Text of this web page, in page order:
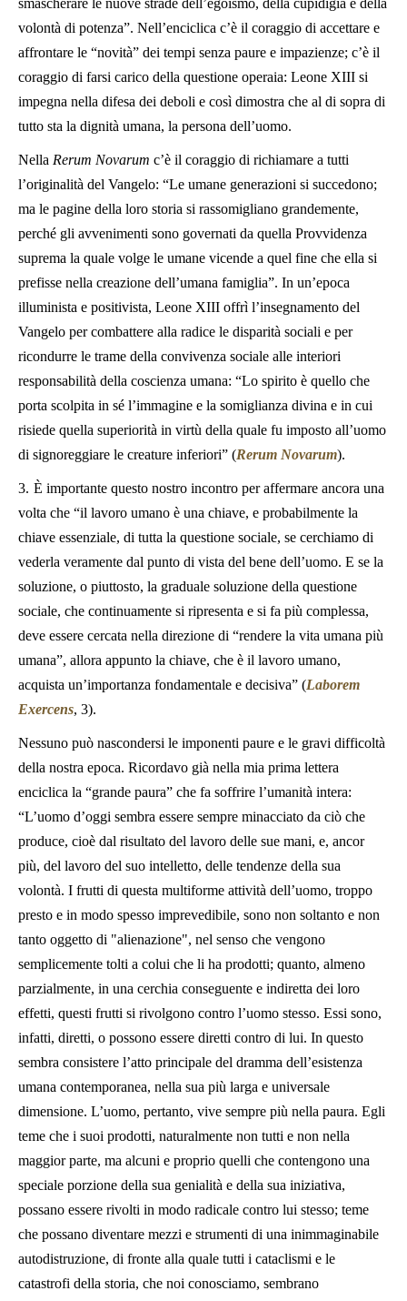
smascherare le nuove strade dell’egoismo, della cupidigia e della
volontà di potenza”. Nell’enciclica c’è il coraggio di accettare e
affrontare le “novità” dei tempi senza paure e impazienze; c’è il
coraggio di farsi carico della questione operaia: Leone XIII si
impegna nella difesa dei deboli e così dimostra che al di sopra di
tutto sta la dignità umana, la persona dell’uomo.
Nella Rerum Novarum c’è il coraggio di richiamare a tutti
l’originalità del Vangelo: “Le umane generazioni si succedono;
ma le pagine della loro storia si rassomigliano grandemente,
perché gli avvenimenti sono governati da quella Provvidenza
suprema la quale volge le umane vicende a quel fine che ella si
prefisse nella creazione dell’umana famiglia”. In un’epoca
illuminista e positivista, Leone XIII offrì l’insegnamento del
Vangelo per combattere alla radice le disparità sociali e per
ricondurre le trame della convivenza sociale alle interiori
responsabilità della coscienza umana: “Lo spirito è quello che
porta scolpita in sé l’immagine e la somiglianza divina e in cui
risiede quella superiorità in virtù della quale fu imposto all’uomo
di signoreggiare le creature inferiori” (Rerum Novarum).
3. È importante questo nostro incontro per affermare ancora una
volta che “il lavoro umano è una chiave, e probabilmente la
chiave essenziale, di tutta la questione sociale, se cerchiamo di
vederla veramente dal punto di vista del bene dell’uomo. E se la
soluzione, o piuttosto, la graduale soluzione della questione
sociale, che continuamente si ripresenta e si fa più complessa,
deve essere cercata nella direzione di “rendere la vita umana più
umana”, allora appunto la chiave, che è il lavoro umano,
acquista un’importanza fondamentale e decisiva” (Laborem
Exercens, 3).
Nessuno può nascondersi le imponenti paure e le gravi difficoltà
della nostra epoca. Ricordavo già nella mia prima lettera
enciclica la “grande paura” che fa soffrire l’umanità intera:
“L’uomo d’oggi sembra essere sempre minacciato da ciò che
produce, cioè dal risultato del lavoro delle sue mani, e, ancor
più, del lavoro del suo intelletto, delle tendenze della sua
volontà. I frutti di questa multiforme attività dell’uomo, troppo
presto e in modo spesso imprevedibile, sono non soltanto e non
tanto oggetto di "alienazione", nel senso che vengono
semplicemente tolti a colui che li ha prodotti; quanto, almeno
parzialmente, in una cerchia conseguente e indiretta dei loro
effetti, questi frutti si rivolgono contro l’uomo stesso. Essi sono,
infatti, diretti, o possono essere diretti contro di lui. In questo
sembra consistere l’atto principale del dramma dell’esistenza
umana contemporanea, nella sua più larga e universale
dimensione. L’uomo, pertanto, vive sempre più nella paura. Egli
teme che i suoi prodotti, naturalmente non tutti e non nella
maggior parte, ma alcuni e proprio quelli che contengono una
speciale porzione della sua genialità e della sua iniziativa,
possano essere rivolti in modo radicale contro lui stesso; teme
che possano diventare mezzi e strumenti di una inimmaginabile
autodistruzione, di fronte alla quale tutti i cataclismi e le
catastrofi della storia, che noi conosciamo, sembrano